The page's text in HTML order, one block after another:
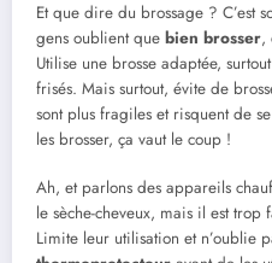
Et que dire du brossage ? C’est
gens oublient que bien brosser,
Utilise une brosse adaptée,
frisés. Mais surtout, évite de
sont plus fragiles et risquent de
les brosser, ça vaut le coup !
Ah, et parlons des appareils
le sèche-cheveux, mais il est
Limite leur utilisation et n’oublie